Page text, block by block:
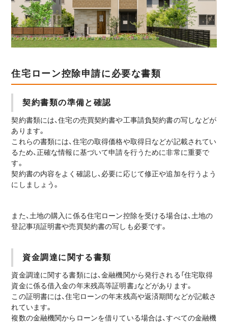
住宅ローン控除申請に必要な書類
契約書類の準備と確認
契約書類には、住宅の売買契約書や工事請負契約書の写しなどが
あります。
これらの書類には、住宅の取得価格や取得日などが記載されてい
るため、正確な情報に基づいて申請を行うために非常に重要で
す。
契約書の内容をよく確認し、必要に応じて修正や追加を行うよう
にしましょう。
また、土地の購入に係る住宅ローン控除を受ける場合は、土地の
登記事項証明書や売買契約書の写しも必要です。
資金調達に関する書類
資金調達に関する書類には、金融機関から発行される「住宅取得
資金に係る借入金の年末残高等証明書」などがあります。
この証明書には、住宅ローンの年末残高や返済期間などが記載さ
れています。
複数の金融機関からローンを借りている場合は、すべての金融機